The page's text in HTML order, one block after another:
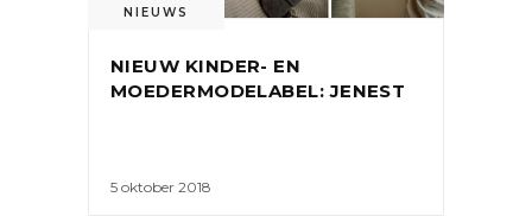
NIEUWS
NIEUW KINDER- EN
MOEDERMODELABEL: JENEST
5 oktober 2018